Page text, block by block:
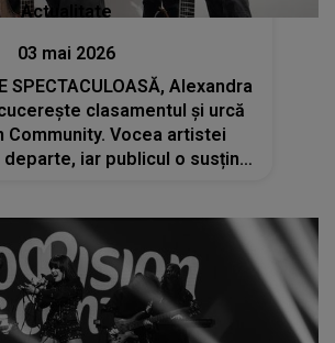
Actualitate
03 mai 2026
SPECTACULOASĂ, Alexandra
clasamentul și urcă
Community. Vocea artistei
iar publicul o susține